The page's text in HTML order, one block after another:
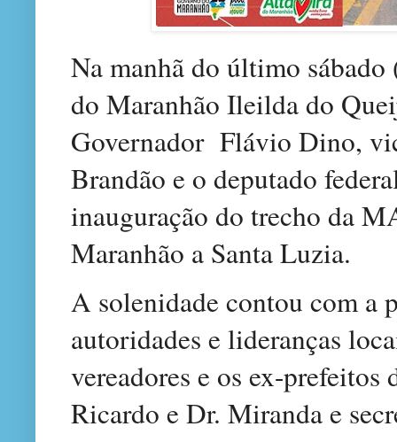
Na manhã do último
do Maranhão Ileilda do
Governador Flávio Dino,
Brandão e o deputado
inauguração do trecho da
Maranhão a Santa Luzia.
A solenidade contou com a
autoridades e lideranças
vereadores e os ex-
Ricardo e Dr. Miranda e